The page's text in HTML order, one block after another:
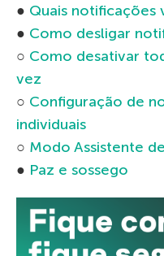
● Quais notificações
● Como desligar
○ Como desativar
vez
○ Configuração de
individuais
○ Modo Assistente
● Paz e sossego